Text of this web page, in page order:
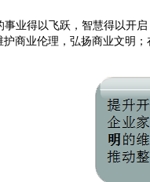
业得以飞跃，智慧得以开
商业伦理，弘扬商业文明